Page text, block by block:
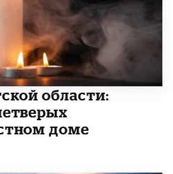
области:
доме